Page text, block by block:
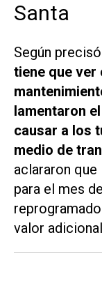
Santa
Según
tiene que ver
lamentaron
causar a los
medio de
aclararon
para el mes
valor